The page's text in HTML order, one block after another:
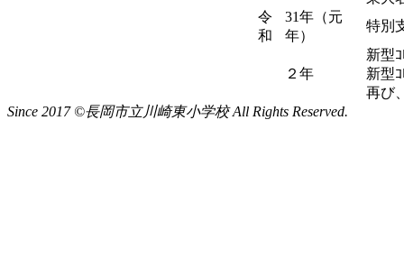
令
和
31年（元
年）
特別
新型
２年
新型
再び
Since 2017 ©長岡市立川崎東小学校 All Rights Reserved.